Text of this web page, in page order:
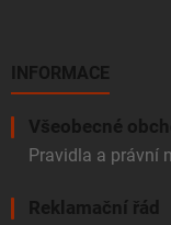
INFORMACE
Všeobecné
Pravidla a právní
Reklamační řád